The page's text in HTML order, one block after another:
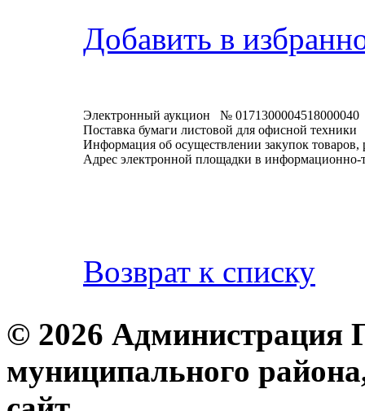
Добавить в
Электронный аукцион № 0171300004518000040
Поставка бумаги листовой для офисной техники
Информация об осуществлении закупок
Адрес электронной площадки в
Возврат к списку
© 2026 Администрация
муниципального